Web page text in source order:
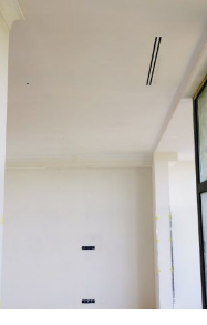
Квартира в